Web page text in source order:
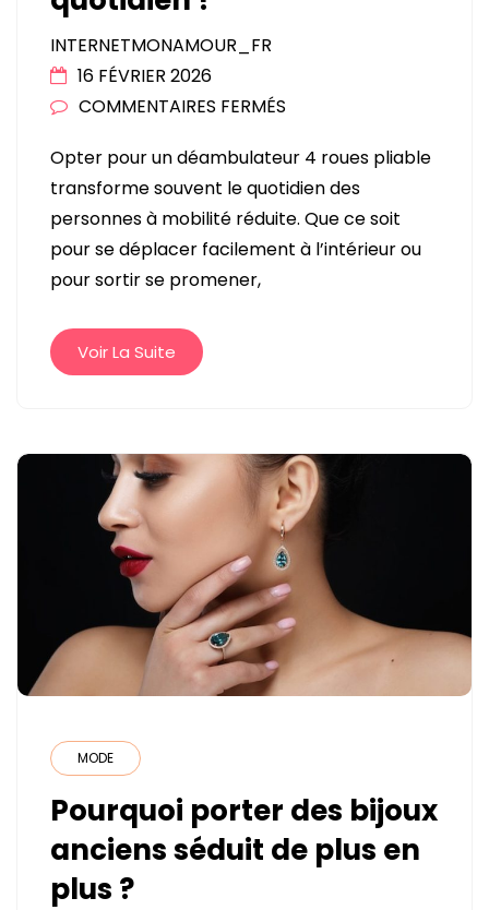
INTERNETMONAMOUR_FR
16 FÉVRIER 2026
COMMENTAIRES FERMÉS
UN
DÉAMBULATEUR
4
ROUES
?
Opter pour un déambulateur 4 roues pliable
transforme souvent le quotidien des
personnes à mobilité réduite. Que ce soit
pour se déplacer facilement à l’intérieur ou
pour sortir se promener,
Voir La Suite
MODE
Pourquoi porter des bijoux
anciens séduit de plus en
plus ?